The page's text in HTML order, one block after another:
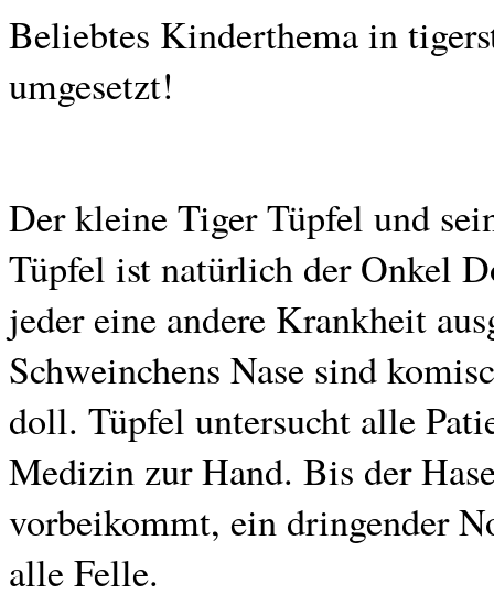
Beliebtes Kinderthema in
umgesetzt!
Der kleine Tiger Tüpfel und
Tüpfel ist natürlich der Onkel
jeder eine andere Krankheit
Schweinchens Nase sind
doll. Tüpfel untersucht alle
Medizin zur Hand. Bis der
vorbeikommt, ein dringender
alle Felle.